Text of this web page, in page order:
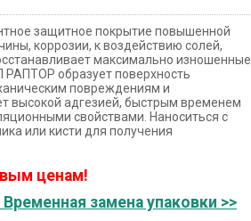
защитное покрытие повышенной
коррозии, к воздействию солей,
максимально изношенные
РАПТОР образует поверхность
повреждениям и
высокой адгезией, быстрым временем
свойствами. Наноситься с
или кисти для получения
ценам!
замена упаковки >>